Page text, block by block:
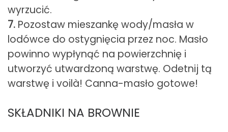
wyrzucić.
7. Pozostaw mieszankę wody/masła w
lodówce do ostygnięcia przez noc. Masło
powinno wypłynąć na powierzchnię i
utworzyć utwardzoną warstwę. Odetnij tą
warstwę i voilà! Canna-masło gotowe!
SKŁADNIKI NA BROWNIE